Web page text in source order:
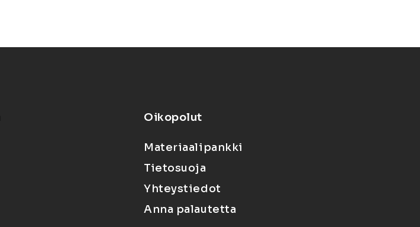
Oikopolut
Materiaalipankki
Tietosuoja
Yhteystiedot
Anna palautetta